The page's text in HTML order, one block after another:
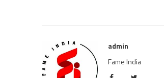
admin
Fame India